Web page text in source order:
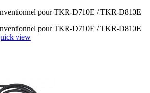
pour TKR-D710E / TKR-D810E
pour TKR-D710E / TKR-D810E
view